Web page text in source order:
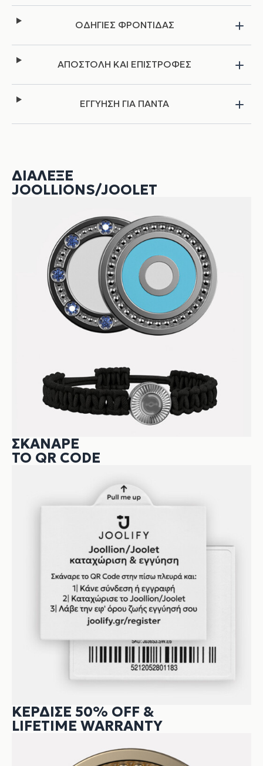
ΟΔΗΓΙΕΣ ΦΡΟΝΤΙΔΑΣ
ΑΠΟΣΤΟΛΗ ΚΑΙ ΕΠΙΣΤΡΟΦΕΣ
ΕΓΓΥΗΣΗ ΓΙΑ ΠΑΝΤΑ
ΔΙΆΛΕΞΕ
JOOLLIONS/JOOLET
ΣΚΆΝΑΡΕ
ΤΟ QR CODE
ΚΕΡΔΙΣΕ 50% OFF &
LIFETIME WARRANTY